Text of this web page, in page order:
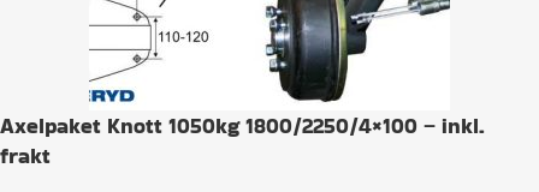
Axelpaket Knott 1050kg 1800/2250/4×100 – inkl.
frakt